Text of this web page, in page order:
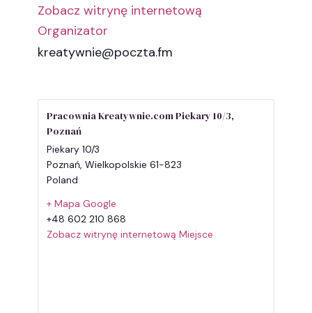
Zobacz witrynę internetową
Organizator
kreatywnie@poczta.fm
Pracownia Kreatywnie.com Piekary 10/3,
Poznań
Piekary 10/3
Poznań, Wielkopolskie 61-823
Poland
+ Mapa Google
+48 602 210 868
Zobacz witrynę internetową Miejsce